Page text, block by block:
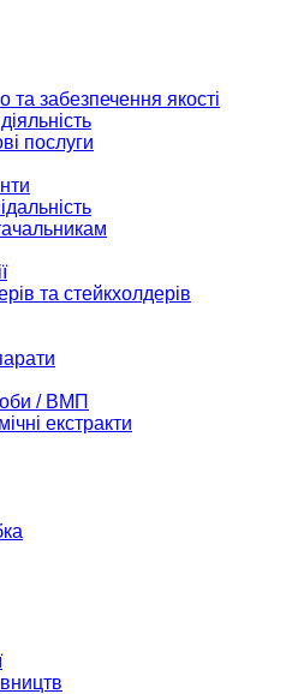
та забезпечення якості
послуги
та стейкхолдерів
/ ВМП
екстракти